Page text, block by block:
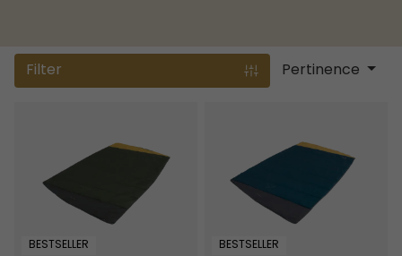
Filter Pertinence
BESTSELLER BESTSELLER